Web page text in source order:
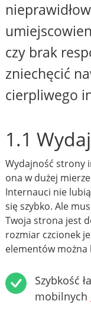
czy brak
zniechęcić
cierpliwego
1.1
Wydajność strony
ona w dużej
Internauci nie
się szybko. Ale
Twoja strona jest
rozmiar czcionek
elementów można
Szybkość
mobilnych